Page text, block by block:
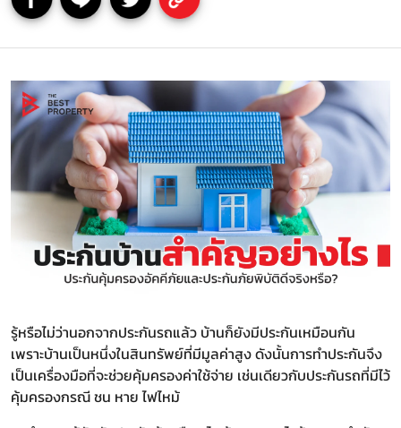
รู้หรือไม่ว่านอกจากประกันรถแล้ว บ้านก็ยังมีประกันเหมือนกัน
เพราะบ้านเป็นหนึ่งในสินทรัพย์ที่มีมูลค่าสูง ดังนั้นการทำประกันจึง
เป็นเครื่องมือที่จะช่วยคุ้มครองค่าใช้จ่าย เช่นเดียวกับประกันรถที่มีไว้
คุ้มครองกรณี ชน หาย ไฟไหม้